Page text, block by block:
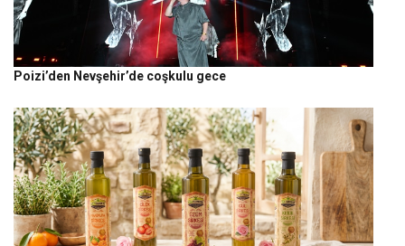
Poizi’den Nevşehir’de coşkulu gece